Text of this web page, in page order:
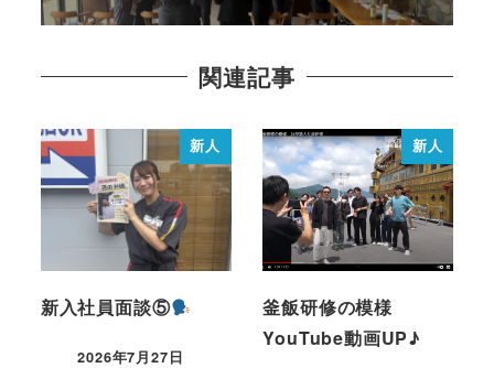
関連記事
新人
新入社員面談⑤
2026年7月27日
新人
釜飯研修の模様
YouTube動画UP♪